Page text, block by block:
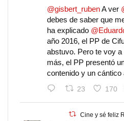
@gisbert_rubenA ver
debes de saber que
ha explicado
año 2016, el PP de
abstuvo. Pero te voy
más, el PP presentó
contenido y un cántico
23 170
Cine y sé feliz